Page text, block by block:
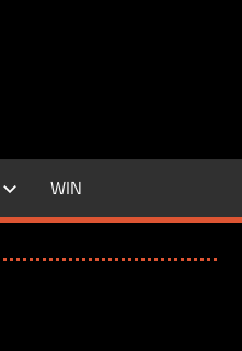
WIN